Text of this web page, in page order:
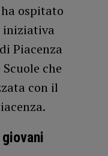
ospitato
iniziativa
Piacenza
che
con il